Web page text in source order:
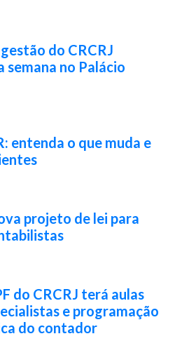
do CRCRJ
semana no Palácio
entenda o que muda e
projeto de lei para
do CRCRJ terá aulas
e programação
do contador